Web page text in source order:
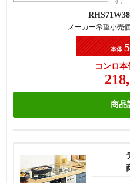
メーカー希望小売
本体
コンロ
商品